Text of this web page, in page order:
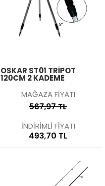
OSKAR ST01 TRIPOT
120CM 2 KADEME
MAĞAZA FİYATI
567,97 TL
İNDİRİMLİ FİYATI
493,70 TL